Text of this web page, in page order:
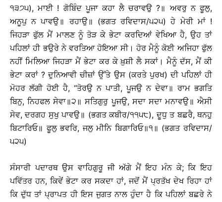
੧੩੭੫), ਮਾਈ ! ਗੋਬਿੰਦ ਪੂਜਾ ਕਹਾ ਲੈ ਚਰਾਵਉ ?॥ ਅਵਰੁ ਨ ਫੂਲੁ,
ਅਨੂਪੁ ਨ ਪਾਵਉ॥ ਰਹਾਉ॥ (ਭਗਤ ਰਵਿਦਾਸ/੫੨੫) ਹੇ ਮੇਰੀ ਮਾਂ !
ਜਿਹੜਾ ਫੁੱਲ ਮੈਂ ਮਾਲਣ ਨੂੰ ਤੋੜ ਕੇ ਭੇਟਾ ਕਰਦਿਆਂ ਵੇਖਿਆ ਹੈ, ਉਹ ਤਾਂ
ਪਹਿਲਾਂ ਹੀ ਭਉਰੇ ਨੇ ਵਰਤਿਆ ਹੋਇਆ ਸੀ। ਹੋਰ ਮੈਨੂੰ ਕੋਈ ਅਜਿਹਾ ਫੁੱਲ
ਨਹੀਂ ਮਿਲਿਆ ਜਿਹੜਾ ਮੈਂ ਭੇਟਾ ਕਰ ਕੇ ਖ਼ੁਸ਼ੀ ਲੈ ਸਕਾਂ। ਮੈਨੂੰ ਦੱਸ, ਮੈਂ ਕੀ
ਭੇਟਾ ਕਰਾਂ ? ਦੁਨਿਆਵੀ ਚੀਜ਼ਾਂ ਉੱਤੇ ਉਸ (ਕਰਤੇ ਪੁਰਖ) ਦੀ ਪਹਿਲਾਂ ਹੀ
ਮੋਹਰ ਲੱਗੀ ਹੋਈ ਹੈ, ‘‘ਤੋਰਉ ਨ ਪਾਤੀ, ਪੂਜਉ ਨ ਦੇਵਾ॥ ਰਾਮ ਭਗਤਿ
ਬਿਨੁ, ਨਿਹਫਲ ਸੇਵਾ॥੨॥ ਸਤਿਗੁਰੁ ਪੂਜਉ, ਸਦਾ ਸਦਾ ਮਨਾਵਉ॥ ਐਸੀ
ਸੇਵ, ਦਰਗਹ ਸੁਖੁ ਪਾਵਉ॥ (ਭਗਤ ਕਬੀਰ/੧੧੫੮), ਦੂਧੁ ਤ ਬਛਰੈ, ਥਨਹੁ
ਬਿਟਾਰਿਓ॥ ਫੂਲੁ ਭਵਰਿ, ਜਲੁ ਮੀਨਿ ਬਿਗਾਰਿਓ॥੧॥ (ਭਗਤ ਰਵਿਦਾਸ/
੫੨੫)
ਸੰਸਾਰੀ ਪਦਾਰਥ ਉਸ ਵਾਹਿਗੁਰੂ ਜੀ ਅੱਗੇ ਮੈਂ ਇਹ ਮੰਨ ਕੇ; ਕਿ ਇਹ
ਪਵਿੱਤਰ ਹਨ, ਕਿਵੇਂ ਭੇਟਾ ਕਰ ਸਕਦਾ ਹਾਂ, ਜਦੋਂ ਮੈਂ ਪ੍ਰਤੱਖ ਦੇਖ ਰਿਹਾ ਹਾਂ
ਕਿ ਦੁੱਧ ਤਾਂ ਪ੍ਰਾਪਤ ਹੀ ਇਸ ਜੁਗਤ ਨਾਲ ਹੁੰਦਾ ਹੈ ਕਿ ਪਹਿਲਾਂ ਬਛਰੇ ਨੇ